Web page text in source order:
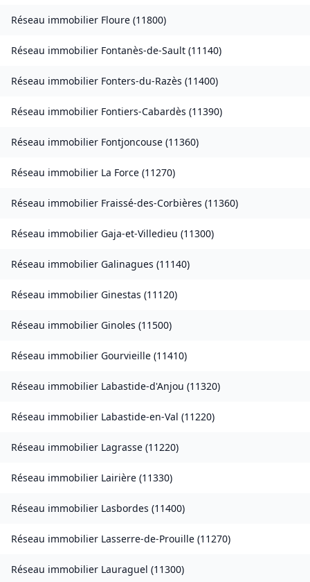
Réseau immobilier Floure (11800)
Réseau immobilier Fontanès-de-Sault (11140)
Réseau immobilier Fonters-du-Razès (11400)
Réseau immobilier Fontiers-Cabardès (11390)
Réseau immobilier Fontjoncouse (11360)
Réseau immobilier La Force (11270)
Réseau immobilier Fraissé-des-Corbières (11360)
Réseau immobilier Gaja-et-Villedieu (11300)
Réseau immobilier Galinagues (11140)
Réseau immobilier Ginestas (11120)
Réseau immobilier Ginoles (11500)
Réseau immobilier Gourvieille (11410)
Réseau immobilier Labastide-d'Anjou (11320)
Réseau immobilier Labastide-en-Val (11220)
Réseau immobilier Lagrasse (11220)
Réseau immobilier Lairière (11330)
Réseau immobilier Lasbordes (11400)
Réseau immobilier Lasserre-de-Prouille (11270)
Réseau immobilier Lauraguel (11300)